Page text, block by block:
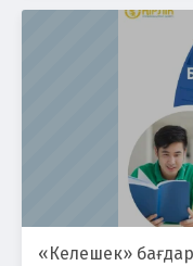
«Келешек»